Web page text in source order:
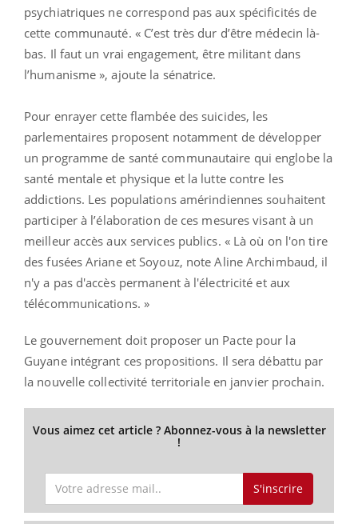
psychiatriques ne correspond pas aux spécificités de
cette communauté. « C’est très dur d’être médecin là-
bas. Il faut un vrai engagement, être militant dans
l’humanisme », ajoute la sénatrice.
Pour enrayer cette flambée des suicides, les
parlementaires proposent notamment de développer
un programme de santé communautaire qui englobe la
santé mentale et physique et la lutte contre les
addictions. Les populations amérindiennes souhaitent
participer à l’élaboration de ces mesures visant à un
meilleur accès aux services publics. « Là où on l'on tire
des fusées Ariane et Soyouz, note Aline Archimbaud, il
n'y a pas d'accès permanent à l'électricité et aux
télécommunications. »
Le gouvernement doit proposer un Pacte pour la
Guyane intégrant ces propositions. Il sera débattu par
la nouvelle collectivité territoriale en janvier prochain.
Vous aimez cet article ? Abonnez-vous à la newsletter
!
S'inscrire